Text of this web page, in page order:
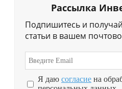
Рассылка
Подпишитесь и
статьи в вашем
Я даю согласие на